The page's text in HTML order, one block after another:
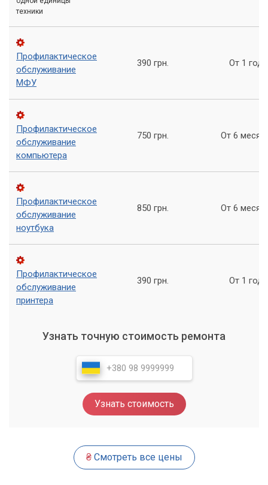
специалистов.
техники
Профилактическое
обслуживание
МФУ
390 грн. От 1 года
Профилактическое
обслуживание
компьютера
750 грн. От 6
Профилактическое
обслуживание
ноутбука
850 грн. От 6
Профилактическое
обслуживание
принтера
390 грн. От 1 года
Узнать точную стоимость ремонта
Узнать стоимость
₴Смотреть все цены